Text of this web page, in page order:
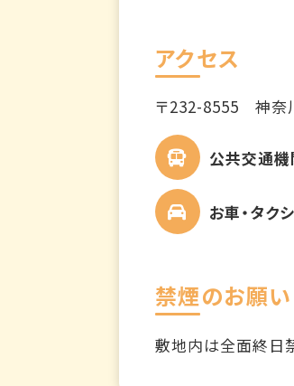
アクセス
〒232-8555神奈
公共交通
お車・タク
禁煙のお願い
敷地内は全面終日